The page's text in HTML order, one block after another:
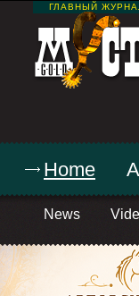
ГЛАВНЫЙ
Home
News